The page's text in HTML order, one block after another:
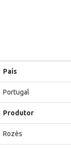
País
Portugal
Produtor
Rozès